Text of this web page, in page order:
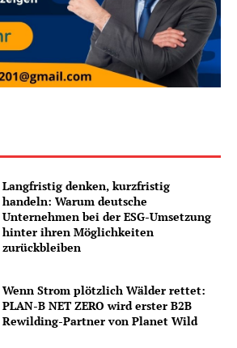
Langfristig denken, kurzfristig
handeln: Warum deutsche
Unternehmen bei der ESG-Umsetzung
hinter ihren Möglichkeiten
zurückbleiben
Wenn Strom plötzlich Wälder rettet:
PLAN-B NET ZERO wird erster B2B
Rewilding-Partner von Planet Wild